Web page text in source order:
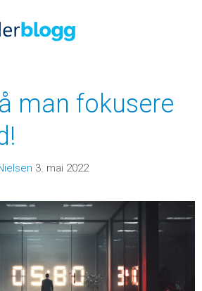
man fokusere
3. mai 2022